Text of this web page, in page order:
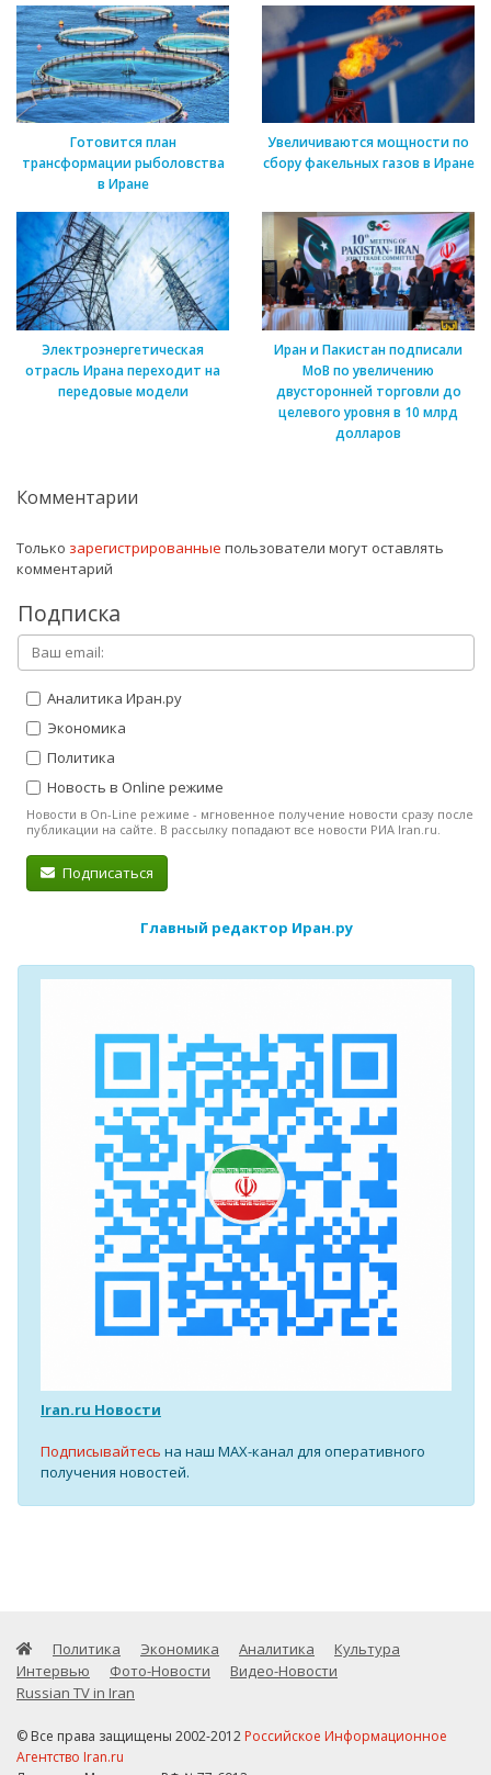
Готовится план
трансформации рыболовства
в Иране
Увеличиваются мощности по
сбору факельных газов в Иране
Электроэнергетическая
отрасль Ирана переходит на
передовые модели
Иран и Пакистан подписали
МоВ по увеличению
двусторонней торговли до
целевого уровня в 10 млрд
долларов
Комментарии
Только зарегистрированные пользователи могут оставлять
комментарий
Подписка
Аналитика Иран.ру
Экономика
Политика
Новость в Online режиме
Новости в On-Line режиме - мгновенное получение новости сразу после
публикации на сайте. В рассылку попадают все новости РИА Iran.ru.
Подписаться
Главный редактор Иран.ру
Iran.ru Новости
Подписывайтесь на наш MAX-канал для оперативного
получения новостей.
Политика Экономика Аналитика
Культура
Интервью
Фото-Новости
Видео-Новости
Russian TV in Iran
© Все права защищены 2002-2012 Российское Информационное
Агентство Iran.ru